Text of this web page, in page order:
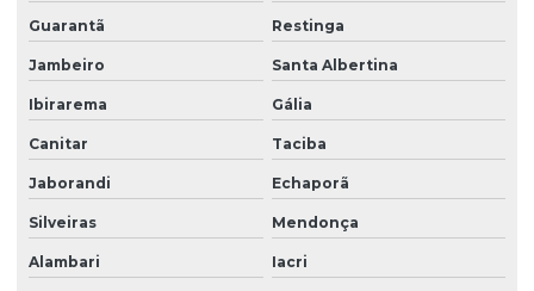
Guarantã Restinga
Jambeiro Santa Albertina
Ibirarema Gália
Canitar Taciba
Jaborandi Echaporã
Silveiras Mendonça
Alambari Iacri